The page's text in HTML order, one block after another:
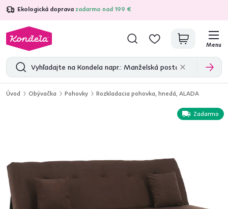
Ekologická doprava zadarmo nad 199 €
4,7 31 285overených produktových recenzií
Menu
Úvod Obývačka Pohovky Rozkladacia pohovka, hnedá, ALADA
Zadarmo